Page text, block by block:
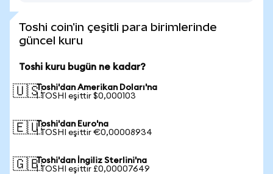
Toshi coin'in çeşitli para birimlerinde
güncel kuru
Toshi kuru bugün ne kadar?
🇺🇸Toshi'dan Amerikan Doları'na
1 TOSHI eşittir $0,000103
🇪🇺Toshi'dan Euro'na
1 TOSHI eşittir €0,00008934
🇬🇧Toshi'dan İngiliz Sterlini'na
1 TOSHI eşittir £0,00007649